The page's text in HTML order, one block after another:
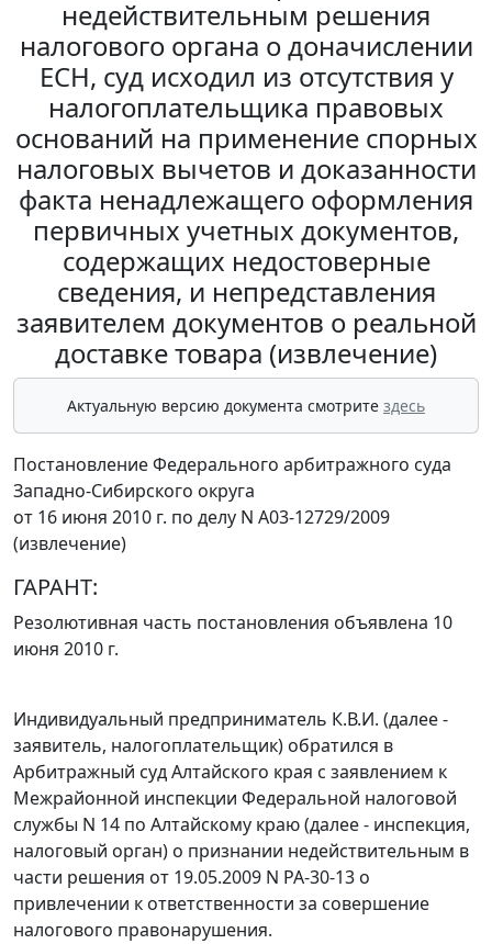
недействительным решения
налогового органа о доначислении
ЕСН, суд исходил из отсутствия у
налогоплательщика правовых
оснований на применение спорных
налоговых вычетов и доказанности
факта ненадлежащего оформления
первичных учетных документов,
содержащих недостоверные
сведения, и непредставления
заявителем документов о реальной
доставке товара (извлечение)
Актуальную версию документа смотрите здесь
Постановление Федерального арбитражного суда
Западно-Сибирского округа
от 16 июня 2010 г. по делу N А03-12729/2009
(извлечение)
ГАРАНТ:
Резолютивная часть постановления объявлена 10
июня 2010 г.
Индивидуальный предприниматель К.В.И. (далее -
заявитель, налогоплательщик) обратился в
Арбитражный суд Алтайского края с заявлением к
Межрайонной инспекции Федеральной налоговой
службы N 14 по Алтайскому краю (далее - инспекция,
налоговый орган) о признании недействительным в
части решения от 19.05.2009 N РА-30-13 о
привлечении к ответственности за совершение
налогового правонарушения.